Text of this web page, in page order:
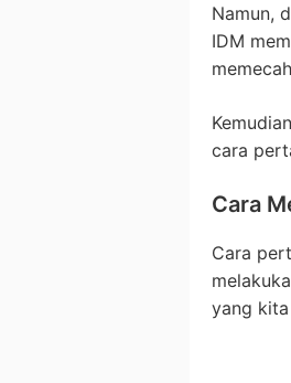
Namun,
IDM
cara
Cara
Cara
yang